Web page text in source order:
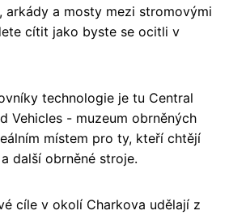
arkády a mosty mezi stromovými
cítit jako byste se ocitli v
technologie je tu Central
Vehicles - muzeum obrněných
místem pro ty, kteří chtějí
další obrněné stroje.
cíle v okolí Charkova udělají z